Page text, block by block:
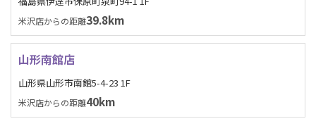
米沢店からの距離39.8km
山形南館店
山形県山形市南館5-4-23 1F
米沢店からの距離40km